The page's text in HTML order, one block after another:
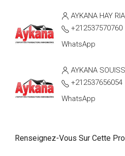
AYKANA HAY
+212537570760
WhatsApp
AYKANA
+212537656054
WhatsApp
Renseignez-Vous Sur Cette